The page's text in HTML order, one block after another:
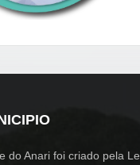
do Anari foi criado pela